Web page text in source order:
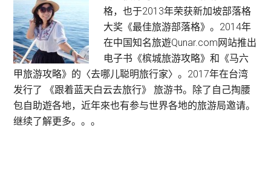
购
物
篇
:
Cama
现
烘
Sidebar
格，也于2013年荣获新加坡部落格
大奖《最佳旅游部落格》。2014年
在中国知名旅遊Qunar.com网站推出
电子书《槟城旅游攻略》和《马六
甲旅游攻略》的〈去哪儿聪明旅行家〉。2017年在台湾
发行了 《跟着蓝天白云去旅行》 旅游书。除了自己掏腰
包自助遊各地，近年來也有参与世界各地的旅游局邀请。
继续了解更多。。。